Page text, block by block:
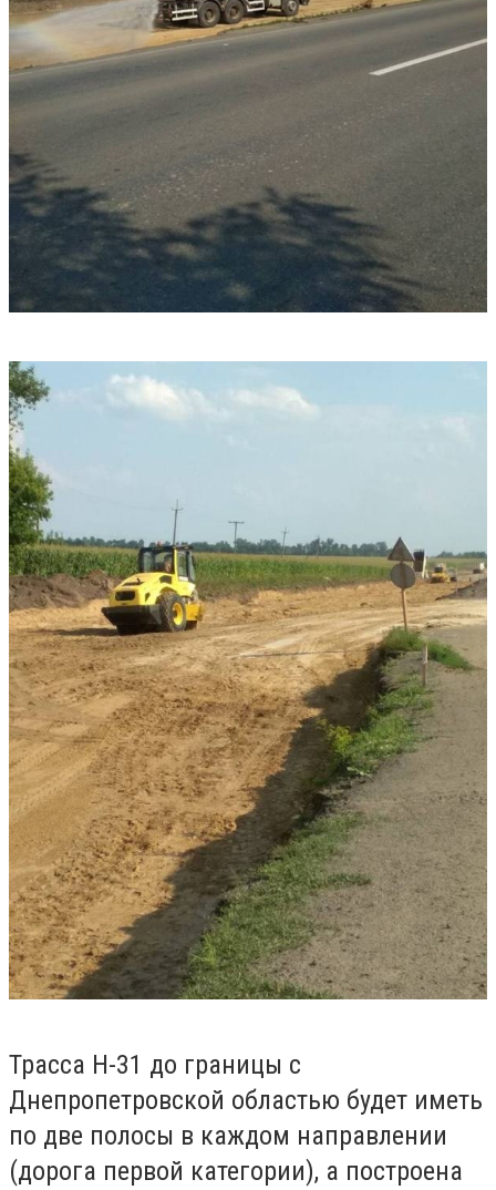
Трасса Н-31 до границы с
Днепропетровской областью будет иметь
по две полосы в каждом направлении
(дорога первой категории), а построена